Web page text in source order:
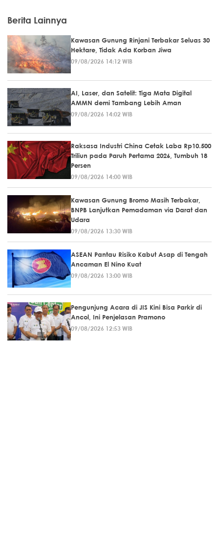
Berita Lainnya
Kawasan Gunung Rinjani Terbakar Seluas 30
Hektare, Tidak Ada Korban Jiwa
09/08/2026 14:12 WIB
AI, Laser, dan Satelit: Tiga Mata Digital
AMMN demi Tambang Lebih Aman
09/08/2026 14:02 WIB
Raksasa Industri China Cetak Laba Rp10.500
Triliun pada Paruh Pertama 2026, Tumbuh 18
Persen
09/08/2026 14:00 WIB
Kawasan Gunung Bromo Masih Terbakar,
BNPB Lanjutkan Pemadaman via Darat dan
Udara
09/08/2026 13:30 WIB
ASEAN Pantau Risiko Kabut Asap di Tengah
Ancaman El Nino Kuat
09/08/2026 13:00 WIB
Pengunjung Acara di JIS Kini Bisa Parkir di
Ancol, Ini Penjelasan Pramono
09/08/2026 12:53 WIB